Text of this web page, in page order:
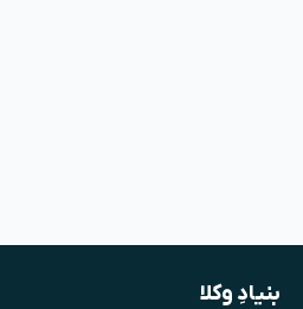
بنیادِ وکلا